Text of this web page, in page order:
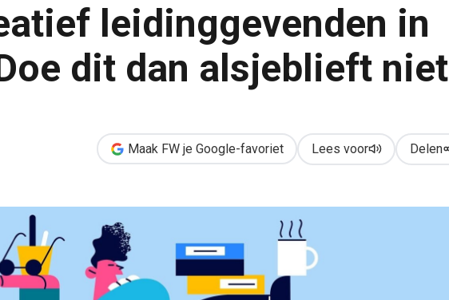
leidinggevenden in
dit dan alsjeblieft niet
Maak FW je Google-favoriet Lees voor Delen